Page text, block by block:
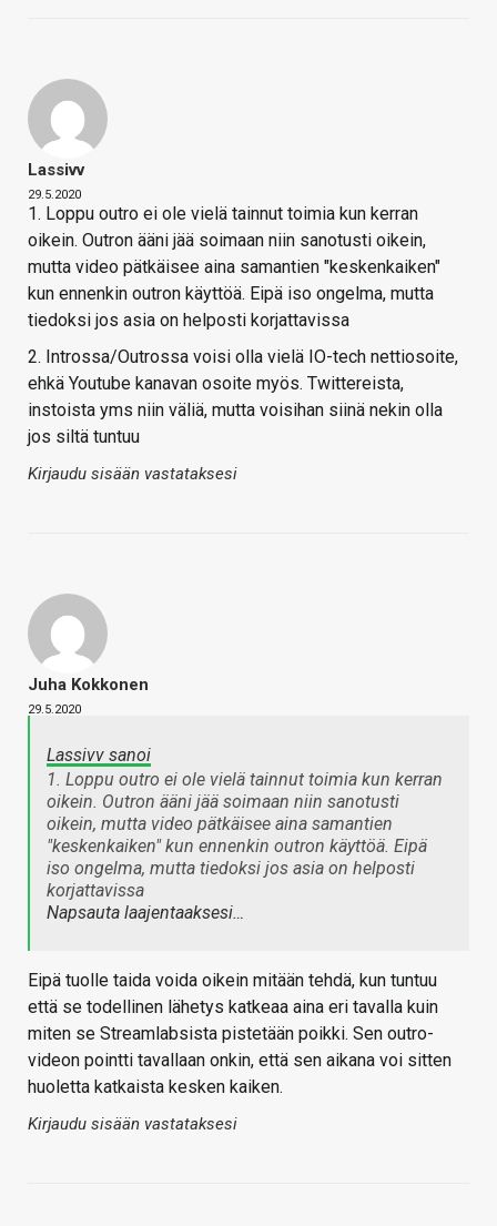
Lassivv
29.5.2020
1. Loppu outro ei ole vielä tainnut toimia kun kerran
oikein. Outron ääni jää soimaan niin sanotusti oikein,
mutta video pätkäisee aina samantien "keskenkaiken"
kun ennenkin outron käyttöä. Eipä iso ongelma, mutta
tiedoksi jos asia on helposti korjattavissa
2. Introssa/Outrossa voisi olla vielä IO-tech nettiosoite,
ehkä Youtube kanavan osoite myös. Twittereista,
instoista yms niin väliä, mutta voisihan siinä nekin olla
jos siltä tuntuu
Kirjaudu sisään vastataksesi
Juha Kokkonen
29.5.2020
Lassivv sanoi
1. Loppu outro ei ole vielä tainnut toimia kun kerran
oikein. Outron ääni jää soimaan niin sanotusti
oikein, mutta video pätkäisee aina samantien
"keskenkaiken" kun ennenkin outron käyttöä. Eipä
iso ongelma, mutta tiedoksi jos asia on helposti
korjattavissa
Napsauta laajentaaksesi…
Eipä tuolle taida voida oikein mitään tehdä, kun tuntuu
että se todellinen lähetys katkeaa aina eri tavalla kuin
miten se Streamlabsista pistetään poikki. Sen outro-
videon pointti tavallaan onkin, että sen aikana voi sitten
huoletta katkaista kesken kaiken.
Kirjaudu sisään vastataksesi